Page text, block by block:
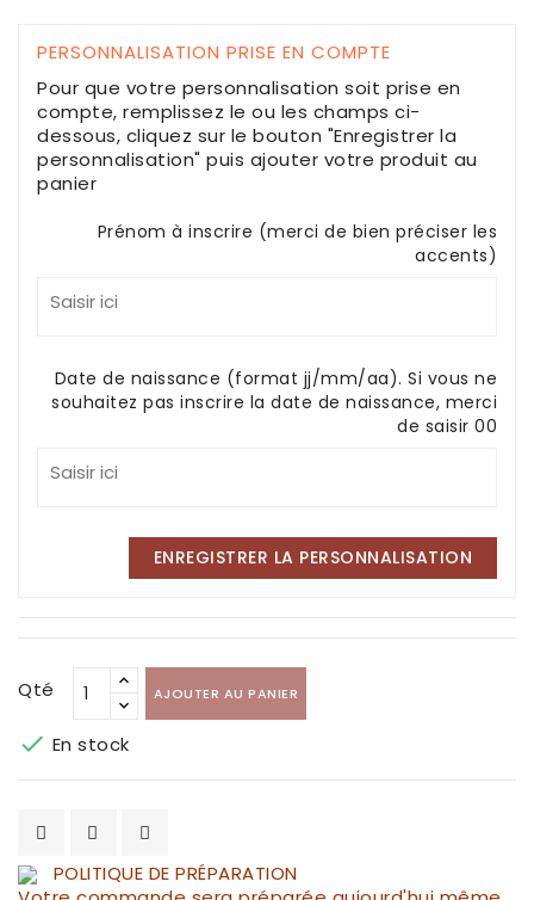
PERSONNALISATION PRISE EN COMPTE
Pour que votre personnalisation soit prise en
compte, remplissez le ou les champs ci-
dessous, cliquez sur le bouton "Enregistrer la
personnalisation" puis ajouter votre produit au
panier
Prénom à inscrire (merci de bien préciser les
accents)
Date de naissance (format jj/mm/aa). Si vous ne
souhaitez pas inscrire la date de naissance, merci
de saisir 00
ENREGISTRER LA PERSONNALISATION
Qté AJOUTER AU PANIER
 En stock
POLITIQUE DE PRÉPARATION